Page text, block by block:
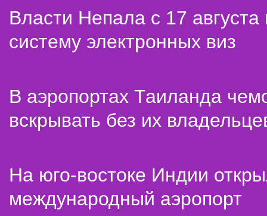
Власти Непала с 17 августа
систему электронных виз
В аэропортах Таиланда
вскрывать без их
На юго-востоке Индии
международный аэропорт